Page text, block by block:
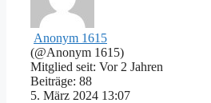
Anonym 1615
(@Anonym 1615)
Mitglied seit: Vor 2 Jahren
Beiträge: 88
5. März 2024 13:07